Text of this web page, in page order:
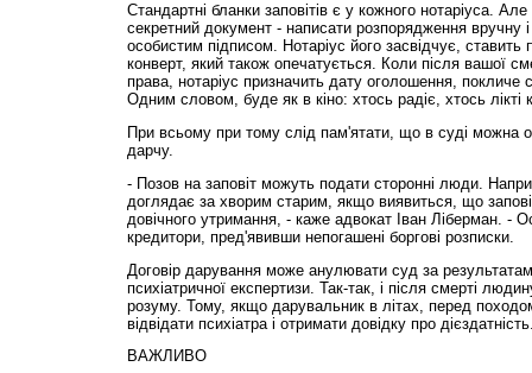
Стандартні бланки заповітів є у кожного нотаріуса.
секретний документ - написати розпорядження вручну
особистим підписом. Нотаріус його засвідчує, ставить
конверт, який також опечатується. Коли після вашої
права, нотаріус призначить дату оголошення, покличе
Одним словом, буде як в кіно: хтось радіє, хтось лікті
При всьому при тому слід пам'ятати, що в суді можна
дарчу.
- Позов на заповіт можуть подати сторонні люди.
доглядає за хворим старим, якщо виявиться, що
довічного утримання, - каже адвокат Іван Ліберман. -
кредитори, пред'явивши непогашені боргові розписки.
Договір дарування може анулювати суд за
психіатричної експертизи. Так-так, і після смерті
розуму. Тому, якщо дарувальник в літах, перед
відвідати психіатра і отримати довідку про
ВАЖЛИВО